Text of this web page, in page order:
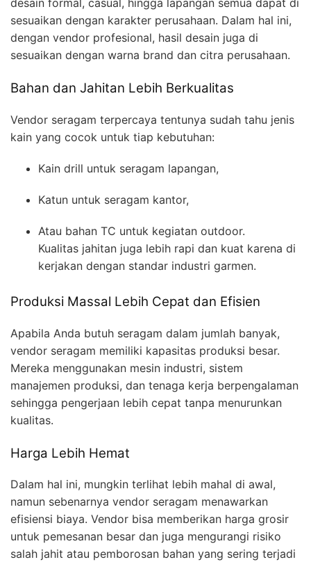
desain formal, casual, hingga lapangan semua dapat di
sesuaikan dengan karakter perusahaan. Dalam hal ini,
dengan vendor profesional, hasil desain juga di
sesuaikan dengan warna brand dan citra perusahaan.
Bahan dan Jahitan Lebih Berkualitas
Vendor seragam terpercaya tentunya sudah tahu jenis
kain yang cocok untuk tiap kebutuhan:
Kain drill untuk seragam lapangan,
Katun untuk seragam kantor,
Atau bahan TC untuk kegiatan outdoor.
Kualitas jahitan juga lebih rapi dan kuat karena di
kerjakan dengan standar industri garmen.
Produksi Massal Lebih Cepat dan Efisien
Apabila Anda butuh seragam dalam jumlah banyak,
vendor seragam memiliki kapasitas produksi besar.
Mereka menggunakan mesin industri, sistem
manajemen produksi, dan tenaga kerja berpengalaman
sehingga pengerjaan lebih cepat tanpa menurunkan
kualitas.
Harga Lebih Hemat
Dalam hal ini, mungkin terlihat lebih mahal di awal,
namun sebenarnya vendor seragam menawarkan
efisiensi biaya. Vendor bisa memberikan harga grosir
untuk pemesanan besar dan juga mengurangi risiko
salah jahit atau pemborosan bahan yang sering terjadi